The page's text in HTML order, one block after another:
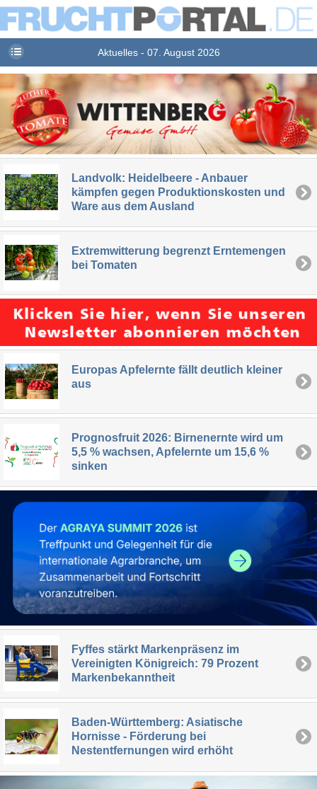
Aktuelles - 07. August 2026
Landvolk: Heidelbeere - Anbauer
kämpfen gegen Produktionskosten und
Ware aus dem Ausland
Extremwitterung begrenzt Erntemengen
bei Tomaten
Europas Apfelernte fällt deutlich kleiner
aus
Prognosfruit 2026: Birnenernte wird um
5,5 % wachsen, Apfelernte um 15,6 %
sinken
Fyffes stärkt Markenpräsenz im
Vereinigten Königreich: 79 Prozent
Markenbekanntheit
Baden-Württemberg: Asiatische
Hornisse - Förderung bei
Nestentfernungen wird erhöht